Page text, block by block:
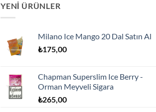
YENI ÜRÜNLER
Milano Ice Mango 20 Dal Satın Al
₺175,00
Chapman Superslim Ice Berry -
Orman Meyveli Sigara
₺265,00